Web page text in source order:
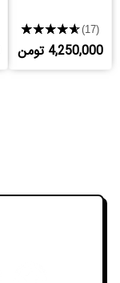
★★★★★(17)
4,250,000 تومن